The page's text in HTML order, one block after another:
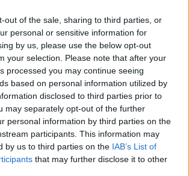
out of the sale, sharing to third parties, or
personal or sensitive information for
by us, please use the below opt-out
your selection. Please note that after your
processed you may continue seeing
based on personal information utilized by
disclosed to third parties prior to
may separately opt-out of the further
personal information by third parties on the
participants. This information may
by us to third parties on the IAB’s List of
that may further disclose it to other
«Μηδενική ανοχή και σε νομικό
υπαίτιους της πυρκαγιάς στη Δυτική